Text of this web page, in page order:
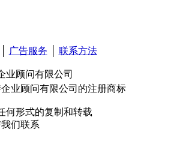
广告服务 联系方法
业顾问有限公司
业顾问有限公司的注册商标
何形式的复制和转载
们联系